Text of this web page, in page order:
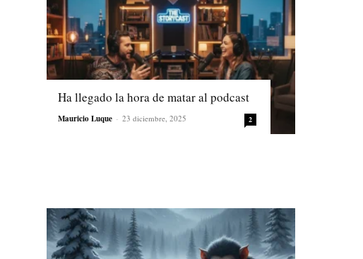
Ha llegado la hora de matar al podcast
Mauricio Luque - 23 diciembre, 2025 2